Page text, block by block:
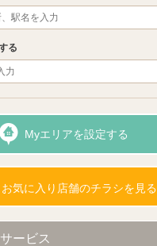
る
Myエリアを設定する
お気に入り店舗のチラシを見る
ービス